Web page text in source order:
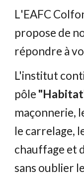
L'EAFC
propose de
répondre à
L'institut
pôle
maçonnerie,
le carrelage,
chauffage et
sans oublier